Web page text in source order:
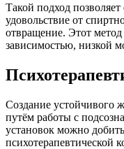
Такой подход
удовольствие от
отвращение. Этот
зависимостью, низкой
Создание устойчивого
путём работы с
установок можно
психотерапевтической